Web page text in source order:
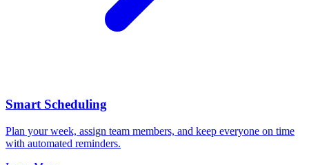
Smart Scheduling
Plan your week, assign team members, and keep everyone on time
with automated reminders.